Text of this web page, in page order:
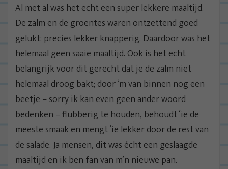
Al met al was het echt een super lekkere maaltijd.
De zalm en de groentes waren ontzettend goed
gelukt: precies lekker knapperig. Daardoor was het
helemaal geen saaie maaltijd. Ook is het echt
belangrijk voor dit gerecht dat je de zalm niet
helemaal droog bakt; door ‘m van binnen nog een
beetje – sorry ik kan even geen ander woord
bedenken – flubberig te houden, behoudt ‘ie de
meeste smaak en mengt ‘ie lekker door de rest van
de salade. Ja mensen, dit was écht een geslaagde
maaltijd en ik ben fan van m’n nieuwe pan.